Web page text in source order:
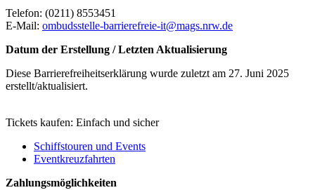
Telefon: (0211) 8553451
E-Mail: ombudsstelle-barrierefreie-it@​mags.nrw.de
Datum der Erstellung / Letzten Aktualisierung
Diese Barrierefreiheitserklärung wurde zuletzt am 27. Juni 2025
erstellt/aktualisiert.
Tickets kaufen: Einfach und sicher
Schiffstouren und Events
Eventkreuzfahrten
Zahlungsmöglichkeiten